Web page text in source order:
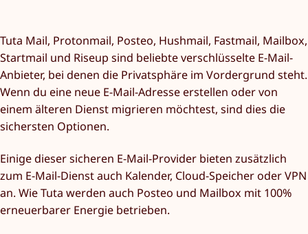
Tuta Mail, Protonmail, Posteo, Hushmail, Fastmail, Mailbox,
Startmail und Riseup sind beliebte verschlüsselte E-Mail-
Anbieter, bei denen die Privatsphäre im Vordergrund steht.
Wenn du eine neue E-Mail-Adresse erstellen oder von
einem älteren Dienst migrieren möchtest, sind dies die
sichersten Optionen.
Einige dieser sicheren E-Mail-Provider bieten zusätzlich
zum E-Mail-Dienst auch Kalender, Cloud-Speicher oder VPN
an. Wie Tuta werden auch Posteo und Mailbox mit 100%
erneuerbarer Energie betrieben.